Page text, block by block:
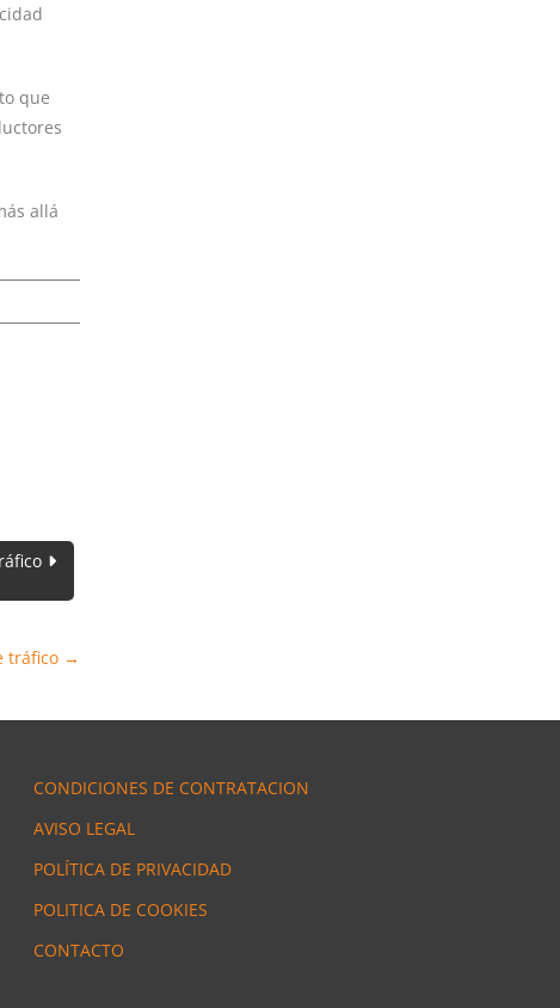
que
allá
tráfico →
CONDICIONES DE CONTRATACION
AVISO LEGAL
POLÍTICA DE PRIVACIDAD
POLITICA DE COOKIES
CONTACTO